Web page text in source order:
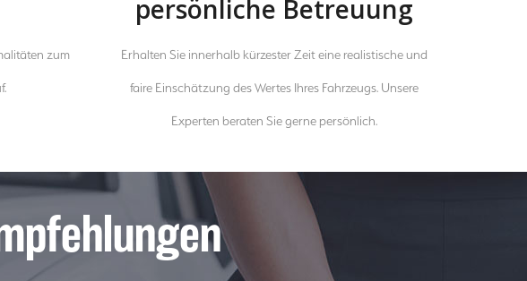
zum
persönliche Betreuung
Erhalten Sie innerhalb kürzester Zeit eine realistische und
faire Einschätzung des Wertes Ihres Fahrzeugs. Unsere
Experten beraten Sie gerne persönlich.